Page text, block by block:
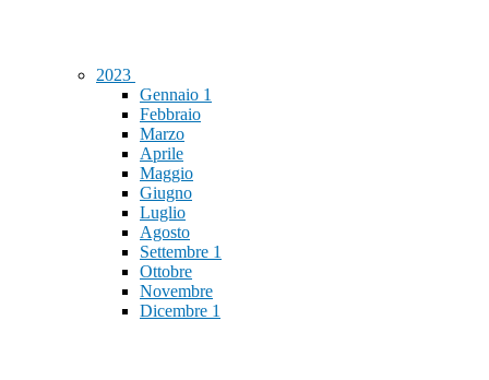
2023
Gennaio 1
Febbraio
Marzo
Aprile
Maggio
Giugno
Luglio
Agosto
Settembre 1
Ottobre
Novembre
Dicembre 1